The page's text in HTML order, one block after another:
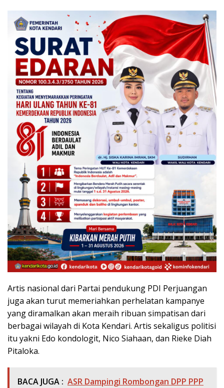
Artis nasional dari Partai pendukung PDI Perjuangan
juga akan turut memeriahkan perhelatan kampanye
yang diramalkan akan meraih ribuan simpatisan dari
berbagai wilayah di Kota Kendari. Artis sekaligus politisi
itu yakni Edo kondologit, Nico Siahaan, dan Rieke Diah
Pitaloka.
BACA JUGA : ASR Dampingi Rombongan DPP PPP